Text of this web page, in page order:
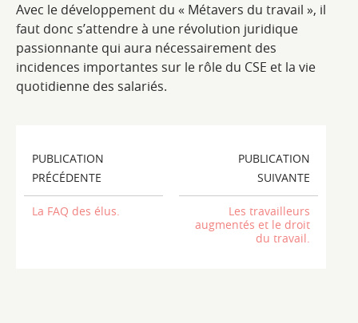
Avec le développement du « Métavers du travail », il
faut donc s’attendre à une révolution juridique
passionnante qui aura nécessairement des
incidences importantes sur le rôle du CSE et la vie
quotidienne des salariés.
PUBLICATION
PRÉCÉDENTE
La FAQ des élus.
PUBLICATION
SUIVANTE
Les travailleurs
augmentés et le droit
du travail.